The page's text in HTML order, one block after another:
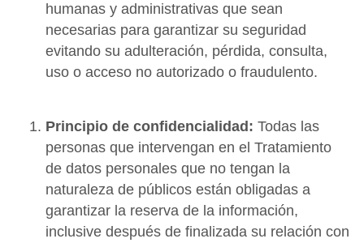
humanas y administrativas que sean
necesarias para garantizar su seguridad
evitando su adulteración, pérdida, consulta,
uso o acceso no autorizado o fraudulento.
Principio de confidencialidad: Todas las
personas que intervengan en el Tratamiento
de datos personales que no tengan la
naturaleza de públicos están obligadas a
garantizar la reserva de la información,
inclusive después de finalizada su relación con